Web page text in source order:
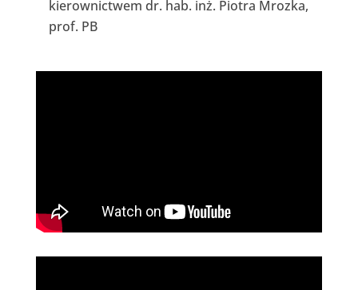
kierownictwem dr. hab. inż. Piotra Mrozka,
prof. PB